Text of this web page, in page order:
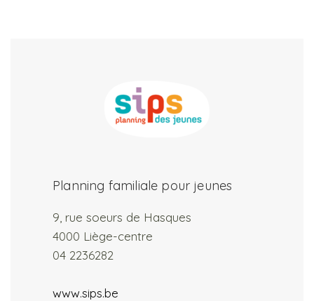
Planning familiale pour jeunes
9, rue soeurs de Hasques
4000 Liège-centre
04 2236282
www.sips.be